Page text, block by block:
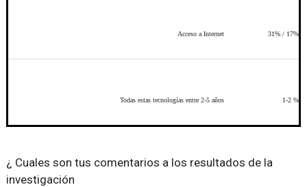
Acceso a Internet 31% / 17%
Todas estas tecnologías entre 2-5 años 1-2 %
¿ Cuales son tus comentarios a los resultados de la
investigación